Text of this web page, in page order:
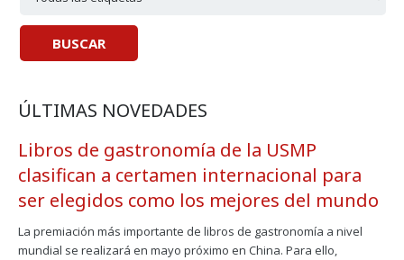
ÚLTIMAS NOVEDADES
Libros de gastronomía de la USMP
clasifican a certamen internacional para
ser elegidos como los mejores del mundo
La premiación más importante de libros de gastronomía a nivel
mundial se realizará en mayo próximo en China. Para ello,